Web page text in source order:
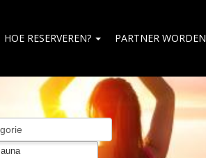
HOE RESERVEREN? PARTNER WORDEN